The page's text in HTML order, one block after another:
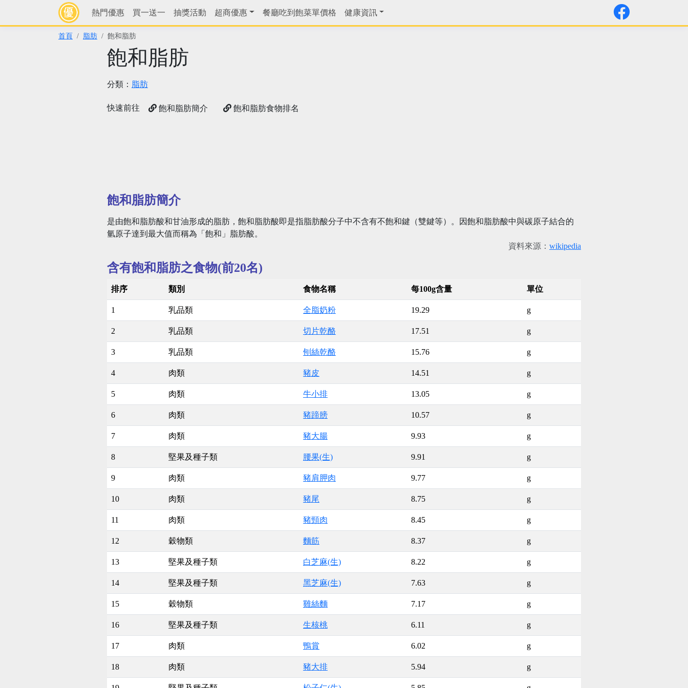
熱門優惠 買一送一 抽獎活動 超商優惠 餐廳吃到飽菜單價格 健康資訊
首頁 脂肪 飽和脂肪
飽和脂肪
分類： 脂肪
快速前往 飽和脂肪簡介 飽和脂肪食物排名
飽和脂肪簡介
是由飽和脂肪酸和甘油形成的脂肪，飽和脂肪酸即是指脂肪酸分子中不含有不飽和鍵（雙鍵等）。因飽和脂肪酸中與碳原子結合的
氫原子達到最大值而稱為「飽和」脂肪酸。
資料來源： wikipedia
含有飽和脂肪之食物(前20名)
排序 類別 食物名稱 每100g含量 單位
1 乳品類 全脂奶粉 19.29 g
2 乳品類 切片乾酪 17.51 g
3 乳品類 刨絲乾酪 15.76 g
4 肉類 豬皮 14.51 g
5 肉類 牛小排 13.05 g
6 肉類 豬蹄膀 10.57 g
7 肉類 豬大腸 9.93 g
8 堅果及種子類 腰果(生) 9.91 g
9 肉類 豬肩胛肉 9.77 g
10 肉類 豬尾 8.75 g
11 肉類 豬頸肉 8.45 g
12 穀物類 麵筋 8.37 g
13 堅果及種子類 白芝麻(生) 8.22 g
14 堅果及種子類 黑芝麻(生) 7.63 g
15 穀物類 雞絲麵 7.17 g
16 堅果及種子類 生核桃 6.11 g
17 肉類 鴨賞 6.02 g
18 肉類 豬大排 5.94 g